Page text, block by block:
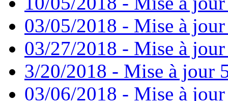
03/05/2018 - Mise à
03/27/2018 - Mise à
3/20/2018 - Mise à jour
03/06/2018 - Mise à